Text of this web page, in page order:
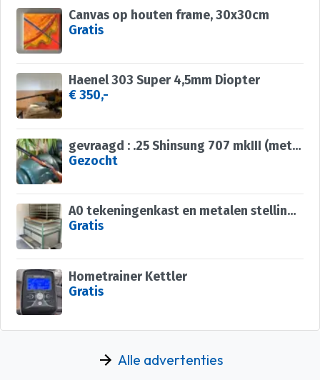
Canvas op houten frame, 30x30cm
Gratis
Haenel 303 Super 4,5mm Diopter
€ 350,-
gevraagd : .25 Shinsung 707 mkIII (met 1 vulpijp)
Gezocht
A0 tekeningenkast en metalen stellingen
Gratis
Hometrainer Kettler
Gratis
Alle advertenties